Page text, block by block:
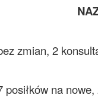
zmian, 2
posiłków na